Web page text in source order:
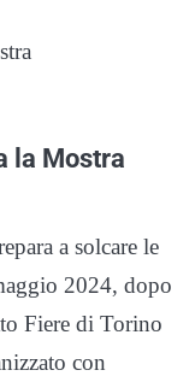
la Mostra
a solcare le
2024, dopo
Fiere di Torino
con